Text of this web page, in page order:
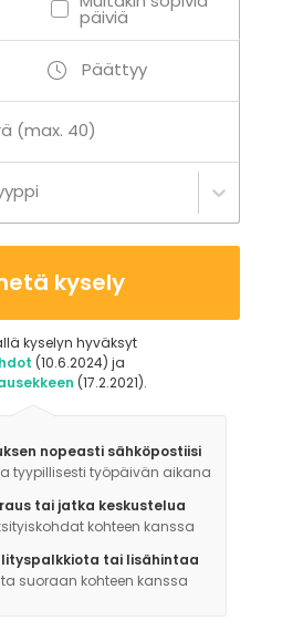
päiviä
Päättyy
(max. 40)
kysely
kyselyn hyväksyt
(10.6.2024) ja
(17.2.2021).
nopeasti sähköpostiisi
tyypillisesti työpäivän aikana
tai jatka keskustelua
kohteen kanssa
tai lisähintaa
suoraan kohteen kanssa